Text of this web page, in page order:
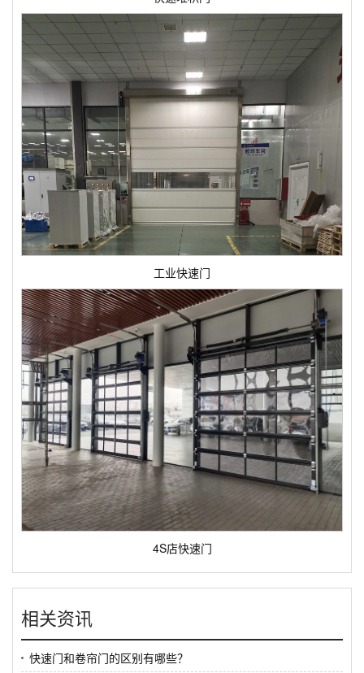
工业快速门
4S店快速门
相关资讯
快速门和卷帘门的区别有哪些？